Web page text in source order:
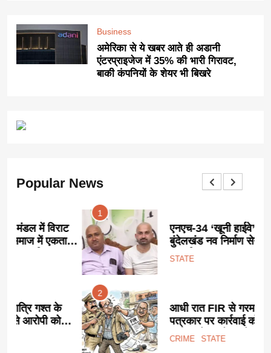
Business
अमेरिका से ये खबर आते ही अडानी
एंटरप्राइजेज में 35% की भारी गिरावट,
बाकी कंपनियों के शेयर भी बिखरे
Popular News
एनएच-34 ‘खूनी हाईवे’ को लेकर
बुंदेलखंड नव निर्माण सेना का अनोखा
प्रदर्शन:
STATE
आधी रात FIR से गरमाया छतरपुर:
पत्रकार पर कार्रवाई को लेकर सियासी
साजिश के आरोप, प्रेस जगत में
उबाल।
CRIME STATE